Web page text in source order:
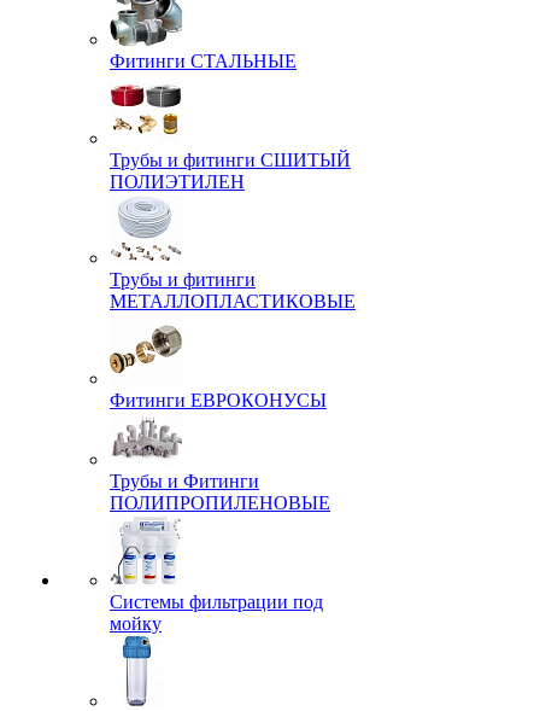
Фитинги СТАЛЬНЫЕ
Трубы и фитинги СШИТЫЙ
ПОЛИЭТИЛЕН
Трубы и фитинги
МЕТАЛЛОПЛАСТИКОВЫЕ
Фитинги ЕВРОКОНУСЫ
Трубы и Фитинги
ПОЛИПРОПИЛЕНОВЫЕ
Системы фильтрации под
мойку